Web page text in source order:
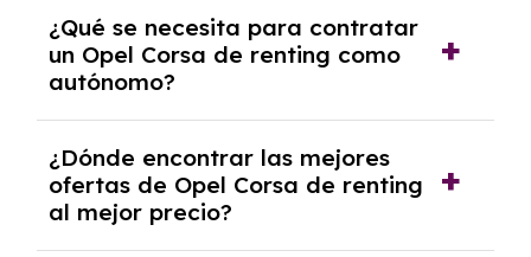
documentación financiera y, en algunos
casos, un informe de solvencia de la empresa
y un pago inicial.
¿Qué se necesita para contratar
un Opel Corsa de renting como
autónomo?
autónomos, justificante de ingresos y, en
algunos casos, un informe fiscal y un pago
inicial.
¿Dónde encontrar las mejores
ofertas de Opel Corsa de renting
al mejor precio?